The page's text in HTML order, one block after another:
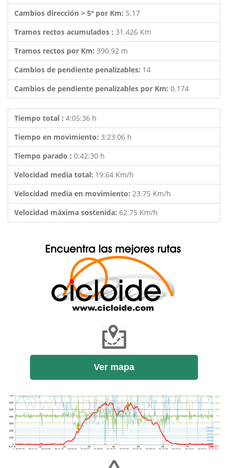
Cambios dirección > 5º por Km: 5.17
Tramos rectos acumulados : 31.426 Km
Tramos rectos por Km: 390.92 m
Cambios de pendiente penalizables: 14
Cambios de pendiente penalizables por Km: 0.174
Tiempo total : 4:05:36 h
Tiempo en movimiento: 3:23:06 h
Tiempo parado : 0:42:30 h
Velocidad media total: 19.64 Km/h
Velocidad media en movimiento: 23.75 Km/h
Velocidad máxima sostenida: 62.75 Km/h
Ver mapa